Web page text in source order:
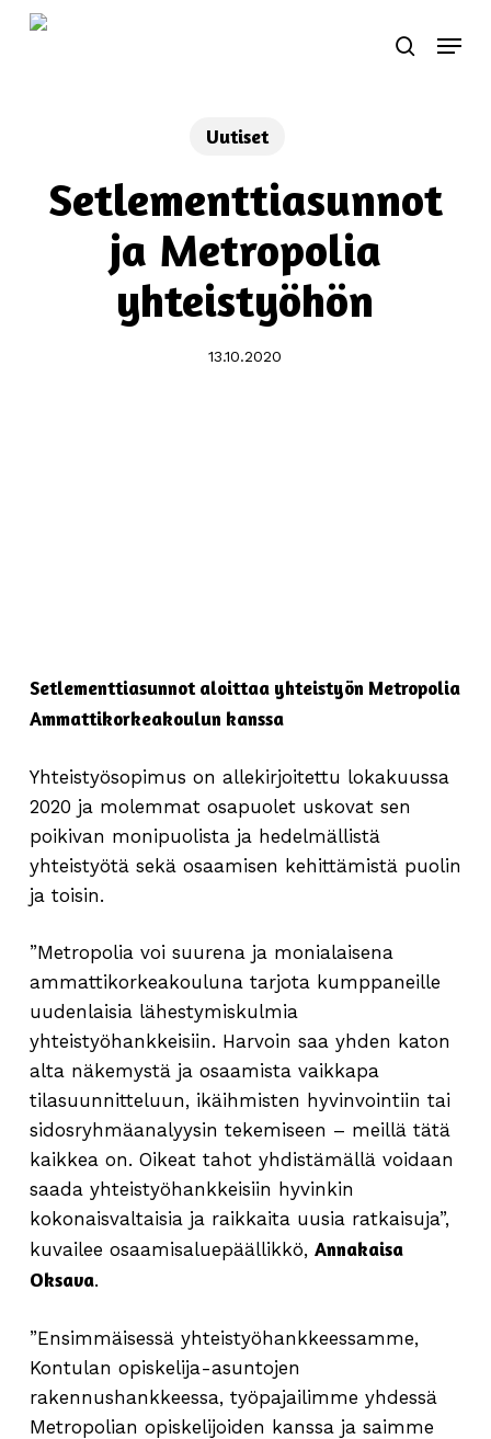
Skip
search
Menu
Uutiset
Setlementtiasunnot
ja Metropolia
yhteistyöhön
13.10.2020
Setlementtiasunnot aloittaa yhteistyön Metropolia
Ammattikorkeakoulun kanssa
Yhteistyösopimus on allekirjoitettu lokakuussa
2020 ja molemmat osapuolet uskovat sen
poikivan monipuolista ja hedelmällistä
yhteistyötä sekä osaamisen kehittämistä puolin
ja toisin.
”Metropolia voi suurena ja monialaisena
ammattikorkeakouluna tarjota kumppaneille
uudenlaisia lähestymiskulmia
yhteistyöhankkeisiin. Harvoin saa yhden katon
alta näkemystä ja osaamista vaikkapa
tilasuunnitteluun, ikäihmisten hyvinvointiin tai
sidosryhmäanalyysin tekemiseen – meillä tätä
kaikkea on. Oikeat tahot yhdistämällä voidaan
saada yhteistyöhankkeisiin hyvinkin
kokonaisvaltaisia ja raikkaita uusia ratkaisuja”,
kuvailee osaamisaluepäällikkö, Annakaisa
Oksava.
”Ensimmäisessä yhteistyöhankkeessamme,
Kontulan opiskelija-asuntojen
rakennushankkeessa, työpajailimme yhdessä
Metropolian opiskelijoiden kanssa ja saimme